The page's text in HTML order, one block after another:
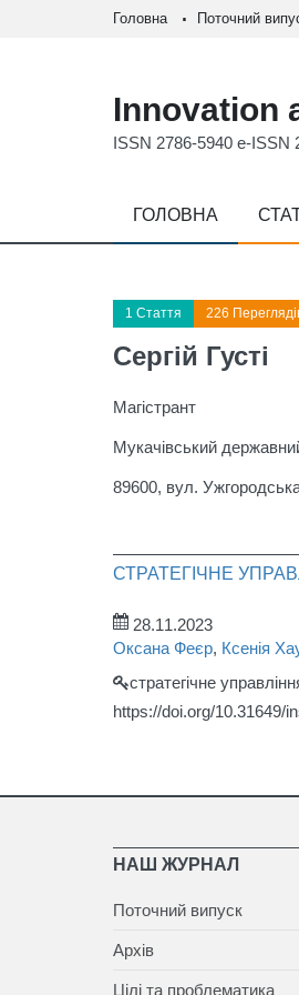
Головна Поточний
Innovation
ISSN 2786-5940 e-ISSN
ГОЛОВНА
1 Стаття 226
Сергій Густі
Магістрант
Мукачівський
89600, вул.
СТРАТЕГІЧНЕ
28.11.2023
Оксана Феєр, Ксенія
стратегічне
https://doi.org/10.31649/
НАШ ЖУРНАЛ
Поточний випуск
Архів
Цілі та проблематика